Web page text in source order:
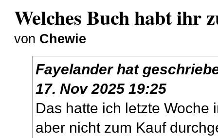
Welches Buch habt ihr
von Chewie
Fayelanderhat
17. Nov 2025 19:25
Das hatte ich letzte Woche
aber nicht zum Kauf